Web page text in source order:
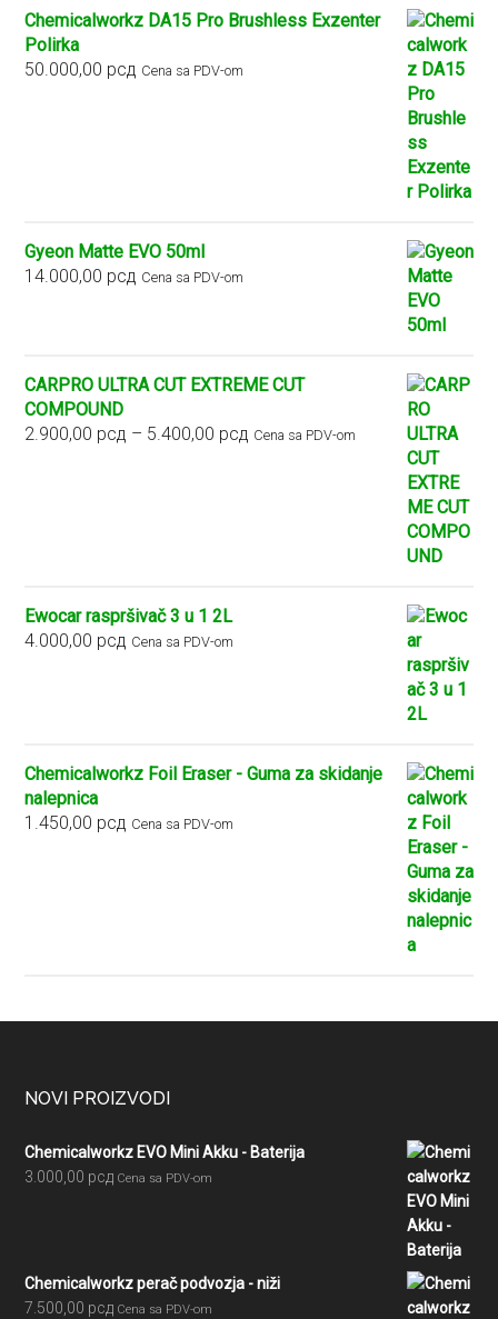
Chemicalworkz DA15 Pro Brushless Exzenter
Polirka
50.000,00 рсд Cena sa PDV-om
Gyeon Matte EVO 50ml
14.000,00 рсд Cena sa PDV-om
CARPRO ULTRA CUT EXTREME CUT
COMPOUND
2.900,00 рсд – 5.400,00 рсд Raspon
Cena sa PDV-om
Ewocar raspršivač 3 u 1 2L
4.000,00 рсд Cena sa PDV-om
Chemicalworkz Foil Eraser - Guma za skidanje
nalepnica
1.450,00 рсд Cena sa PDV-om
Footer
NOVI PROIZVODI
Chemicalworkz EVO Mini Akku - Baterija
3.000,00 рсд Cena sa PDV-om
Chemicalworkz perač podvozja - niži
7.500,00 рсд Cena sa PDV-om